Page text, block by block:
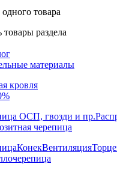
товара
раздела
материалы
кровля
ОСП, гвозди и пр.
черепица
КонекВентиляция